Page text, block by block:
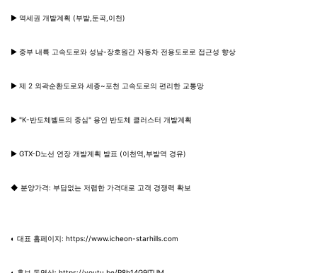
▶ 역세권 개발계획 (부발,둔곡,이천)
▶ 중부 내륙 고속도로와 성남-장호원간 자동차 전용도로로 접근성 향상
▶ 제 2 외곽순환도로와 세종~포천 고속도로의 편리한 교통망
▶ "K-반도체벨트의 중심" 용인 반도체 클러스터 개발계획
▶ GTX-D노선 연장 개발계획 발표 (이천역,부발역 경유)
◆ 분양가격: 부담없는 저렴한 가격대로 고객 경쟁력 확보
◐ 대표 홈페이지: https://www.icheon-starhills.com